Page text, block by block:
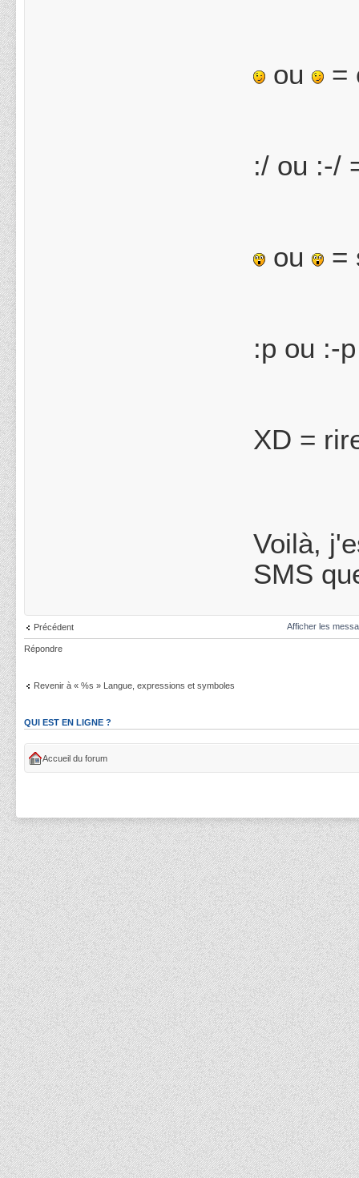
ou =
:/ ou :-/
ou =
:p ou :-
XD =
Voilà,
SMS
Précédent Afficher les
Répondre
Revenir à « %s » Langue, expressions et symboles
QUI EST EN LIGNE ?
Accueil du forum